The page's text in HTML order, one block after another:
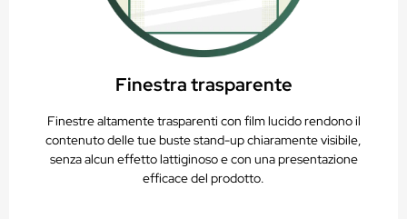
Finestra trasparente
Finestre altamente trasparenti con film lucido rendono il
contenuto delle tue buste stand-up chiaramente visibile,
senza alcun effetto lattiginoso e con una presentazione
efficace del prodotto.